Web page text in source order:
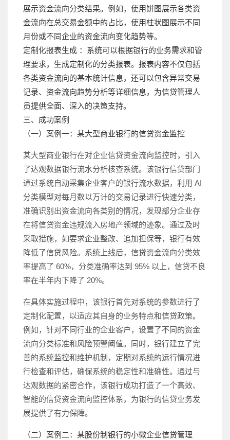
展示资金流向分类结果。例如，使用饼图展示各类资
金流向在总交易金额中的占比，使用柱状图展示不同
月份或不同企业的资金流向变化趋势等。
定制化报表生成 ：系统可以根据银行的业务需求和管
理要求，生成定制化的分类报表。报表内容不仅包括
各类资金流向的基本统计信息，还可以包含异常交易
记录、资金流向趋势分析等详细信息，为信贷管理人
员提供全面、深入的决策支持。
三、成功案例
（一）案例一：某大型商业银行的信贷资金监控
某大型商业银行在对企业信贷资金流向监控时，引入
了达观数据银行流水分析核查系统。该银行信贷部门
通过系统自动采集企业客户的银行流水数据，利用 AI
分类模型对每月数以万计的交易记录进行快速分类，
准确识别出资金流向各类别的情况，发现部分企业存
在将信贷资金违规流入房地产领域的迹象。通过及时
采取措施，如要求企业整改、追加担保等，银行有效
降低了信贷风险。系统上线后，信贷资金流向分类效
率提高了 60%，分类准确率达到 95% 以上，信贷不良
率在半年内下降了 20%。
在具体实施过程中，该银行首先对系统的参数进行了
定制化配置，以适应其自身的业务特点和信贷政策。
例如，针对不同行业的企业客户，设置了不同的资金
流向分类标准和风险预警阈值。同时，银行建立了完
善的系统监控和维护机制，定期对系统的运行情况进
行检查和评估，确保系统的稳定性和准确性。通过与
达观数据的紧密合作，该银行成功打造了一个高效、
智能的信贷资金流向监控体系，为银行的信贷业务发
展提供了有力保障。
（二）案例二：某股份制银行的小微企业信贷管理